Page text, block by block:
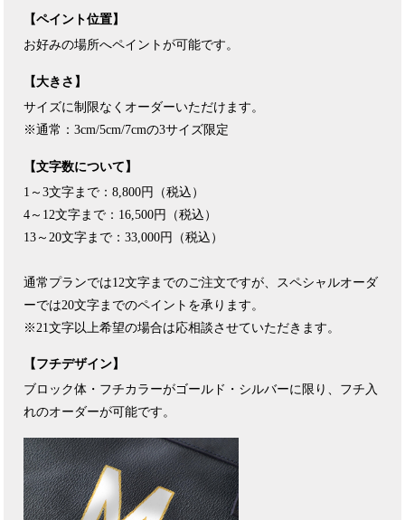
【ペイント位置】
お好みの場所へペイントが可能です。
【大きさ】
サイズに制限なくオーダーいただけます。
※通常：3cm/5cm/7cmの3サイズ限定
【文字数について】
1～3文字まで：8,800円（税込）
4～12文字まで：16,500円（税込）
13～20文字まで：33,000円（税込）
通常プランでは12文字までのご注文ですが、スペシャルオーダ
ーでは20文字までのペイントを承ります。
※21文字以上希望の場合は応相談させていただきます。
【フチデザイン】
ブロック体・フチカラーがゴールド・シルバーに限り、フチ入
れのオーダーが可能です。